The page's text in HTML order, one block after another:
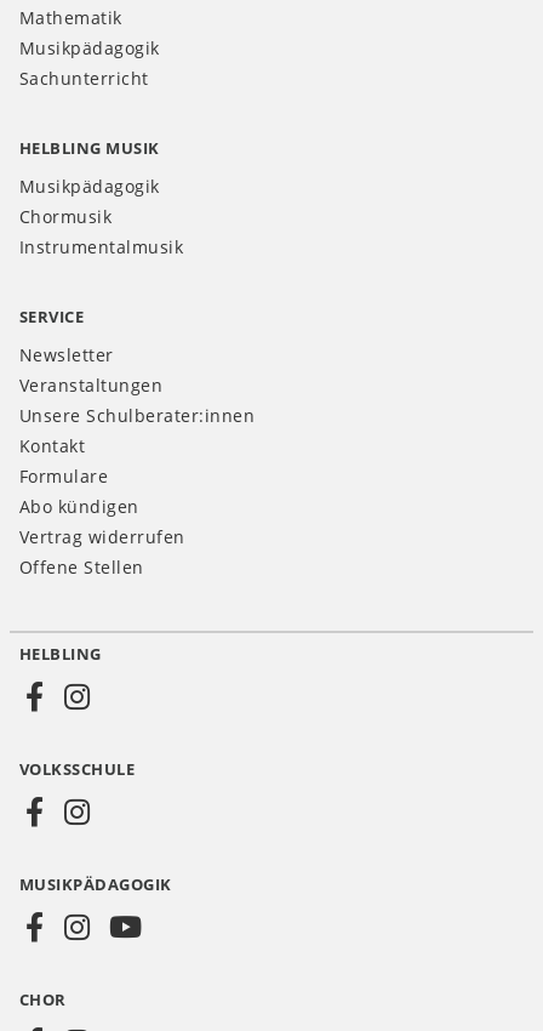
Mathematik
Musikpädagogik
Sachunterricht
HELBLING MUSIK
Musikpädagogik
Chormusik
Instrumentalmusik
SERVICE
Newsletter
Veranstaltungen
Unsere Schulberater:innen
Kontakt
Formulare
Abo kündigen
Vertrag widerrufen
Offene Stellen
Social
AT
HELBLING
VOLKSSCHULE
MUSIKPÄDAGOGIK
CHOR